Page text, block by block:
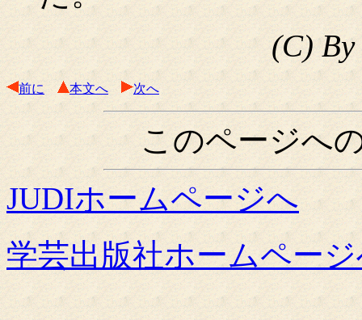
(C)
前に 本文へ 次へ
このページへ
JUDIホームページへ
学芸出版社ホームペー